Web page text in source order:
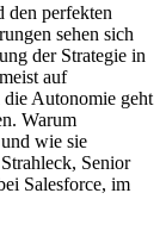
den perfekten
sehen sich
der Strategie in
auf
Autonomie geht
Warum
wie sie
Senior
Salesforce, im